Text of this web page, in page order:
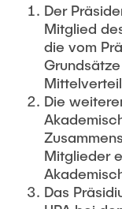
Der
Mitglied
die vom
Die
Mitglieder
Das